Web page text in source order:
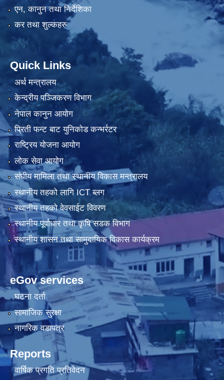
एन, कानुन तथा निर्देशिका
कर तथा शुल्कहरु
Quick Links
अर्थ मन्त्रालय
केन्द्रीय पञ्जिकरण विभाग
नेपाल कानुन आयोग
प्रिती फन्ट बाट युनिकोड कन्भर्रटर
राष्ट्रिय योजना आयोग
लोक सेवा आयोग
संघीय मामिला तथा स्थानीय विकास मन्त्रालय
स्थानीय तहको लागि ICT ब्लग
स्थानीय तहको वेवसाईट विवरण
स्थानीय पूर्वाधार तथा कृषि सडक विभाग
स्थानीय शासन तथा सामुदायिक विकास कार्यक्रम
eGov services
घटना दर्ता
सामाजिक सुरक्षा
नागरिक वडापत्र
Reports
वार्षिक प्रगति प्रतिवेदन